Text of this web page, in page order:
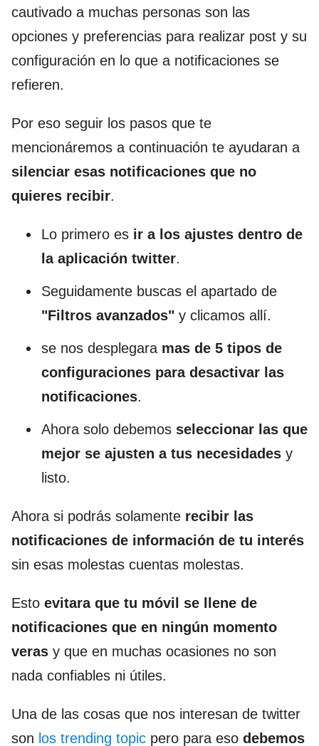
cautivado a muchas personas son las
opciones y preferencias para realizar post y su
configuración en lo que a notificaciones se
refieren.
Por eso seguir los pasos que te
mencionáremos a continuación te ayudaran a
silenciar esas notificaciones que no
quieres recibir.
Lo primero es ir a los ajustes dentro de
la aplicación twitter.
Seguidamente buscas el apartado de
"Filtros avanzados" y clicamos allí.
se nos desplegara mas de 5 tipos de
configuraciones para desactivar las
notificaciones.
Ahora solo debemos seleccionar las que
mejor se ajusten a tus necesidades y
listo.
Ahora si podrás solamente recibir las
notificaciones de información de tu interés
sin esas molestas cuentas molestas.
Esto evitara que tu móvil se llene de
notificaciones que en ningún momento
veras y que en muchas ocasiones no son
nada confiables ni útiles.
Una de las cosas que nos interesan de twitter
son los trending topic pero para eso debemos